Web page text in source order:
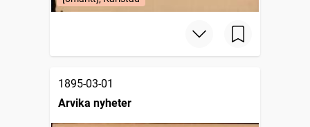
1895-03-01
Arvika nyheter